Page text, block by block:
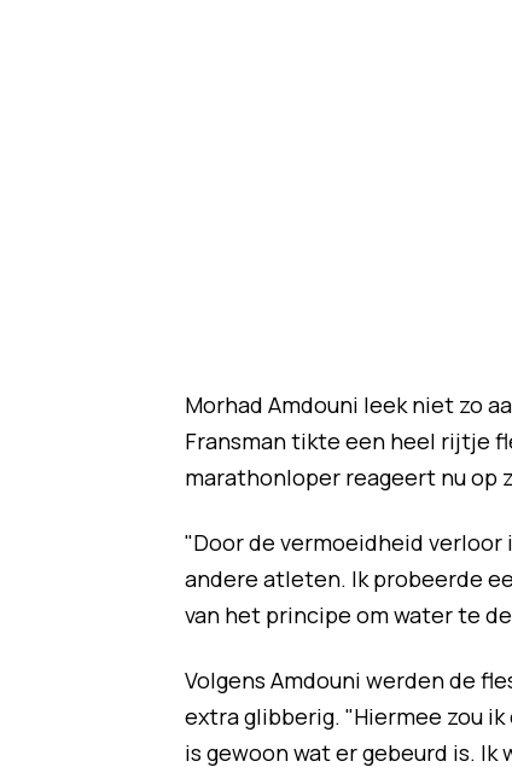
Morhad Amdouni leek niet zo
Fransman tikte een heel rijtje
marathonloper reageert nu op
"Door de vermoeidheid verloor
andere atleten. Ik probeerde
van het principe om water te
Volgens Amdouni werden de
extra glibberig. "Hiermee zou
is gewoon wat er gebeurd is.